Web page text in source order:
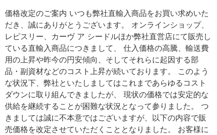
価格改定のご案内 いつも弊社直輸入商品をお買い求めいた
だき、誠にありがとうございます。 オンラインショップ、
レピスリー、カーヴ ア シードルほか弊社直営店にて販売し
ている直輸入商品につきまして、 仕入価格の高騰、輸送費
用の上昇や昨今の円安傾向、そしてそれらに起因する部
品・副資材などのコスト上昇が続いております。 このよう
な状況下、弊社といたしましてはこれまであらゆるコスト
ダウンに取り組んできましたが、 現状の価格では安定的な
供給を継続することが困難な状況となって参りました。 つ
きましては誠に不本意ではございますが、以下の内容で販
売価格を改定させていただくこととなりました。 お客様に